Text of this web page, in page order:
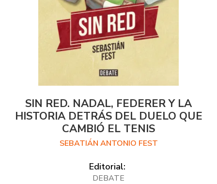
SIN RED. NADAL, FEDERER Y LA
HISTORIA DETRÁS DEL DUELO QUE
CAMBIÓ EL TENIS
SEBATIÁN ANTONIO FEST
Editorial:
DEBATE